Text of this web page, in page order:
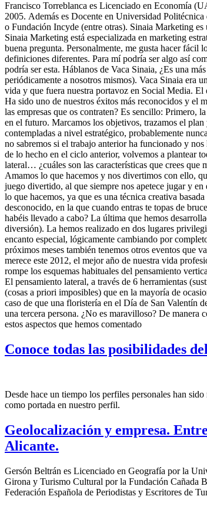
Francisco Torreblanca es Licenciado en Economía
2005. Además es Docente en Universidad
o Fundación Incyde (entre otras). Sinaia Marketing
Sinaia Marketing está especializada en marketing
buena pregunta. Personalmente, me gusta hacer
definiciones diferentes. Para mí podría ser algo así
podría ser esta. Háblanos de Vaca Sinaia, ¿Es una
periódicamente a nosotros mismos). Vaca Sinaia era
vida y que fuera nuestra portavoz en Social Media.
Ha sido uno de nuestros éxitos más reconocidos y el
las empresas que os contraten? Es sencillo: Primero,
en el futuro. Marcamos los objetivos, trazamos el
contempladas a nivel estratégico, probablemente
no sabremos si el trabajo anterior ha funcionado y
de lo hecho en el ciclo anterior, volvemos a plantear
lateral… ¿cuáles son las características que crees que
Amamos lo que hacemos y nos divertimos con ello,
juego divertido, al que siempre nos apetece jugar y
lo que hacemos, ya que es una técnica creativa
desconocido, en la que cuando entras te topas de
habéis llevado a cabo? La última que hemos
diversión). La hemos realizado en dos lugares
encanto especial, lógicamente cambiando por
próximos meses también tenemos otros eventos que
merece este 2012, el mejor año de nuestra vida
rompe los esquemas habituales del pensamiento
El pensamiento lateral, a través de 6 herramientas
(cosas a priori imposibles) que en la mayoría de
caso de que una floristería en el Día de San Valentín
una tercera persona. ¿No es maravilloso? De
estos aspectos que hemos comentado
Conoce todas las posibilidades
Desde hace un tiempo los perfiles personales han
como portada en nuestro perfil.
Geolocalización y empresa.
Alicante.
Gersón Beltrán es Licenciado en Geografía por la
Girona y Turismo Cultural por la Fundación Cañada
Federación Española de Periodistas y Escritores de